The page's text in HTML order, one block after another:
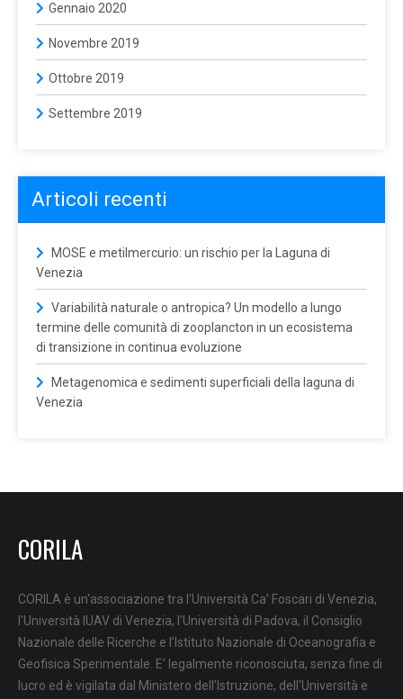
Gennaio 2020
Novembre 2019
Ottobre 2019
Settembre 2019
Articoli recenti
MOSE e metilmercurio: un rischio per la Laguna di
Venezia
Variabilità naturale o antropica? Un modello a lungo
termine delle comunità di zooplancton in un ecosistema
di transizione in continua evoluzione
Metagenomica e sedimenti superficiali della laguna di
Venezia
CORILA
CORILA è un'associazione tra l'Università Ca’ Foscari di Venezia,
l'Università IUAV di Venezia, l'Università di Padova, il Consiglio
Nazionale delle Ricerche e l’Istituto Nazionale di Oceanografia e
Geofisica Sperimentale. E' legalmente riconosciuta, senza fine di
lucro ed è vigilata dal Ministero dell’Istruzione, dell'Università e